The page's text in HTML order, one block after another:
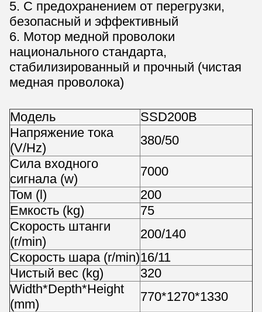
5. С предохранением от перегрузки,
безопасный и эффективный
6. Мотор медной проволоки
национального стандарта,
стабилизированный и прочный (чистая
медная проволока)
Модель
SSD200B
Напряжение тока
(V/Hz)
380/50
Сила входного
сигнала (w)
7000
Том (l)
200
Емкость (kg)
75
Скорость штанги
(r/min)
200/140
Скорость шара (r/min)16/11
Чистый вес (kg)
320
Width*Depth*Height
(mm)
770*1270*1330